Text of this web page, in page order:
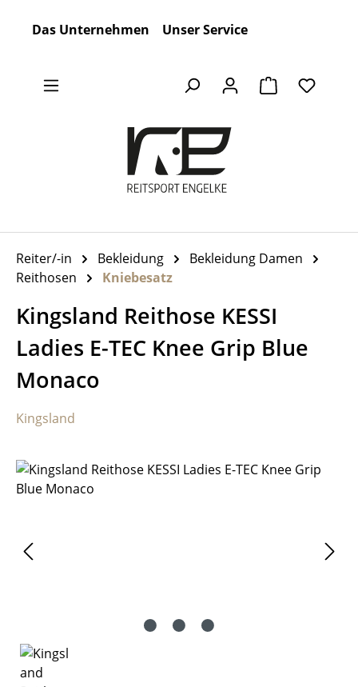
Das Unternehmen Unser Service
Warenkorb
Reiter/-in Bekleidung
Bekleidung Damen
Reithosen
Kniebesatz
Kingsland Reithose KESSI
Ladies E-TEC Knee Grip Blue
Monaco
Kingsland
Bildergalerie überspringen